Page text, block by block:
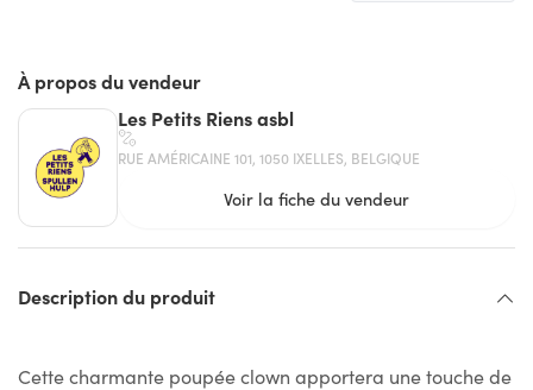
À propos du vendeur
Les Petits Riens asbl
RUE AMÉRICAINE 101, 1050 IXELLES, BELGIQUE
Voir la fiche du vendeur
Description du produit
Cette charmante poupée clown apportera une touche de